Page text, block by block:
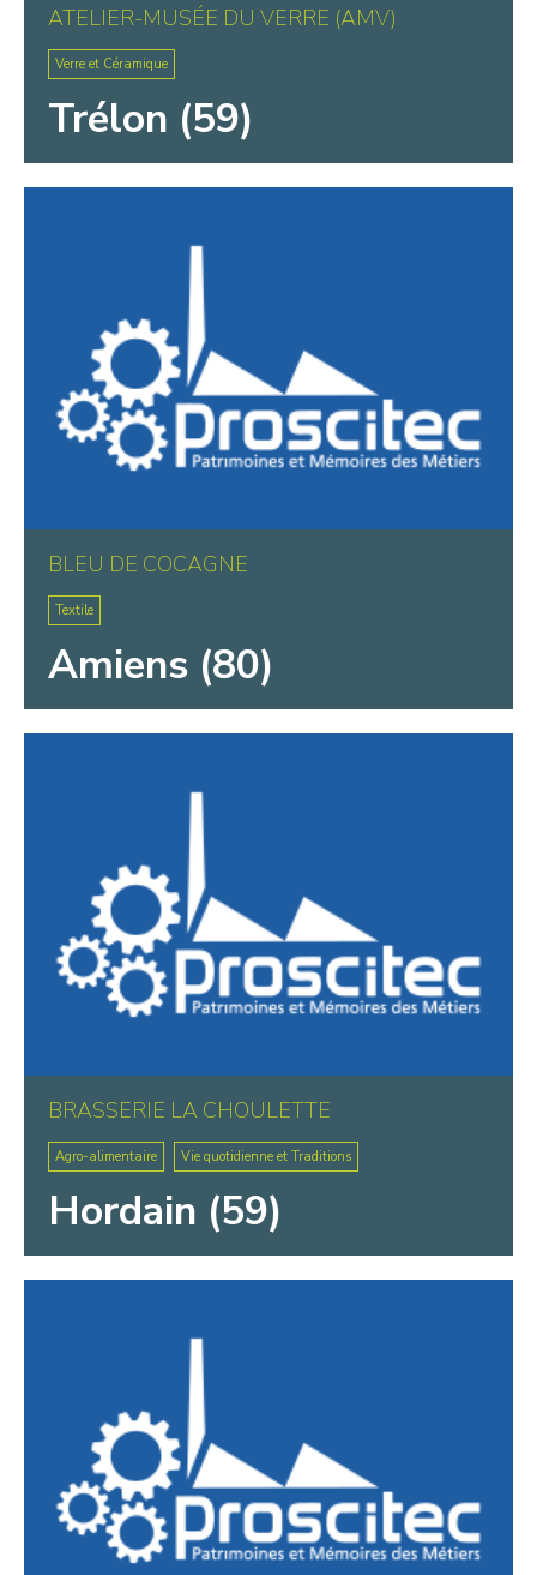
ATELIER-MUSÉE DU VERRE (AMV)
Verre et Céramique
Trélon (59)
BLEU DE COCAGNE
Textile
Amiens (80)
BRASSERIE LA CHOULETTE
Agro-alimentaire Vie quotidienne et Traditions
Hordain (59)